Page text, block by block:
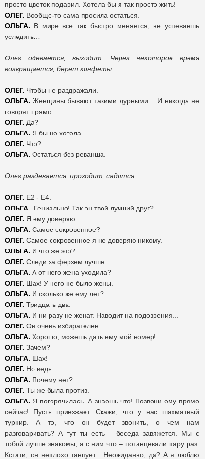
просто цветок подарил. Хотела бы я так просто жить!
ОЛЕГ. Вообще-то сама просила остаться.
ОЛЬГА. В мире все так быстро меняется, не успеваешь
уследить…
Олег одевается, выходит. Через некоторое время
возвращается, берет конфеты.
ОЛЕГ. Чтобы не раздражали.
ОЛЬГА. Женщины бывают такими дурными…
И никогда не
говорят прямо.
ОЛЕГ. Да?
ОЛЬГА. Я бы не хотела…
ОЛЕГ. Что?
ОЛЬГА. Остаться без реванша.
Олег раздевается, проходит, садится.
ОЛЕГ. Е2 - Е4.
ОЛЬГА. Гениально! Так он твой лучший друг?
ОЛЕГ. Я ему доверяю.
ОЛЬГА. Самое сокровенное?
ОЛЕГ. Самое сокровенное я не доверяю никому.
ОЛЬГА. И что же это?
ОЛЕГ. Следи за ферзем лучше.
ОЛЬГА. А от него жена уходила?
ОЛЕГ. Шах! У него не было жены.
ОЛЬГА. И сколько же ему лет?
ОЛЕГ. Тридцать два.
ОЛЬГА. И ни разу не женат. Наводит на подозрения...
ОЛЕГ. Он очень избирателен.
ОЛЬГА. Хорошо, можешь дать ему мой номер!
ОЛЕГ. Зачем?
ОЛЬГА. Шах!
ОЛЕГ. Но ведь…
ОЛЬГА. Почему нет?
ОЛЕГ. Ты же была против.
ОЛЬГА. Я погорячилась. А знаешь что! Позвони ему прямо
сейчас! Пусть приезжает. Скажи, что у нас шахматный
турнир. А то, что он будет звонить, о чем нам
разговаривать? А тут ты есть – беседа завяжется. Мы с
тобой лучше знакомы, а с ним что – потанцевали пару раз.
Кстати, он неплохо танцует... Неожиданно, да? А я люблю